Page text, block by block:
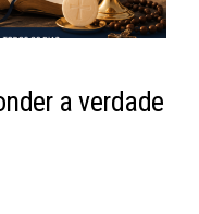
a verdade